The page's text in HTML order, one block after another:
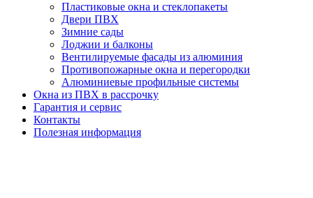
Пластиковые окна и стеклопакеты
Двери ПВХ
Зимние сады
Лоджии и балконы
Вентилируемые фасады из алюминия
Противопожарные окна и перегородки
Алюминиевые профильные системы
Окна из ПВХ в рассрочку
Гарантия и сервис
Контакты
Полезная информация